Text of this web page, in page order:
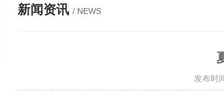
新闻资讯 / NEWS
发布时